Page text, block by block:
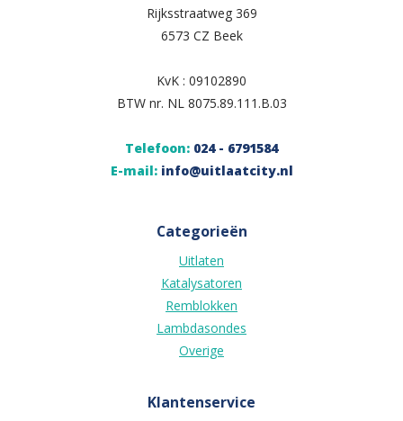
Rijksstraatweg 369
6573 CZ Beek
KvK : 09102890
BTW nr. NL 8075.89.111.B.03
Telefoon: 024 - 6791584
E-mail: info@uitlaatcity.nl
Categorieën
Uitlaten
Katalysatoren
Remblokken
Lambdasondes
Overige
Klantenservice